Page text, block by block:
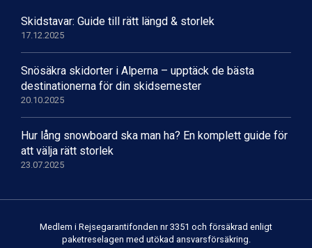
Livigno från 5.595 kr.
Ponte di Legno från 7.395 kr.
Alleghe från 8.545 kr.
Bad Gastein från 6.295 kr.
Sauze dOulx från 6.145 kr.
Arabba från 11.045 kr.
Passo Tonale från 5.895 kr.
Bad Hofgastein från 8.595 kr.
Saalbach från 9.445 kr.
Champoluc från 5.945 kr.
Ischgl från 11.295 kr.
Skidstavar: Guide till rätt längd & storlek
17.12.2025
Snösäkra skidorter i Alperna – upptäck de bästa
destinationerna för din skidsemester
20.10.2025
Hur lång snowboard ska man ha? En komplett guide för
att välja rätt storlek
23.07.2025
Medlem i Rejsegarantifonden nr 3351 och försäkrad enligt
paketreselagen med utökad ansvarsförsäkring.